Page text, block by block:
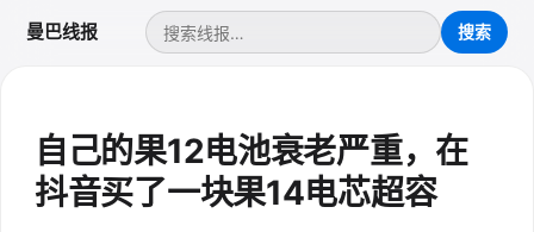
曼巴线报
自己的果12电池衰老严重，在
抖音买了一块果14电芯超容